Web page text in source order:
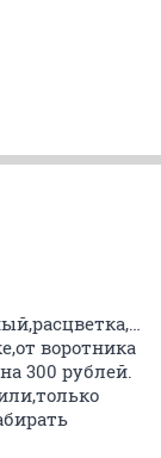
воротника
300 рублей.